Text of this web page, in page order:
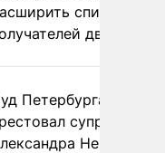
список
двух
Петербурга заочно
супругу
Невзорова